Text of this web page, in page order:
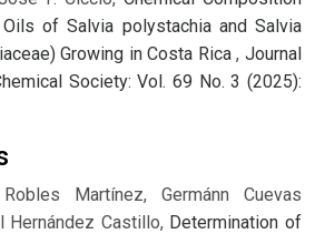
of Salvia polystachia and Salvia
Growing in Costa Rica,Journal
Society: Vol. 69 No. 3 (2025):
Martínez, Germánn Cuevas
Hernández Castillo, Determination of